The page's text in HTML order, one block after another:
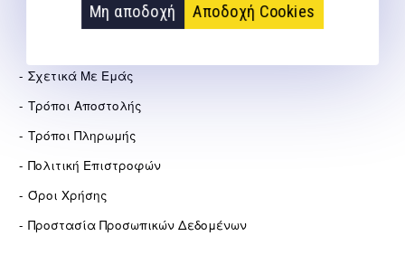
Μη αποδοχή Αποδοχή Cookies
Σχετικά Με Εμάς
Τρόποι Αποστολής
Τρόποι Πληρωμής
Πολιτική Επιστροφών
Όροι Χρήσης
Προστασία Προσωπικών Δεδομένων